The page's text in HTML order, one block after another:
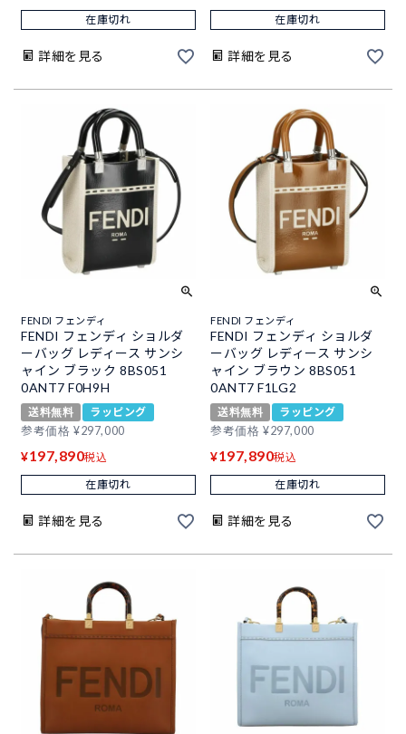
在庫切れ
詳細を見る
在庫切れ
詳細を見る
FENDI フェンディ
FENDI フェンディ ショルダ
ーバッグ レディース サンシ
ャイン ブラック 8BS051
0ANT7 F0H9H
送料無料
ラッピング
参考価格 ¥297,000
¥197,890税込
在庫切れ
詳細を見る
FENDI フェンディ
FENDI フェンディ ショルダ
ーバッグ レディース サンシ
ャイン ブラウン 8BS051
0ANT7 F1LG2
送料無料
ラッピング
参考価格 ¥297,000
¥197,890税込
在庫切れ
詳細を見る